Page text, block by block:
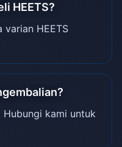
HEETS?
varian HEETS
Hubungi kami untuk